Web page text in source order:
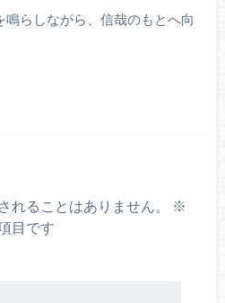
らしながら、信哉のもとへ向
れることはありません。
※
目です